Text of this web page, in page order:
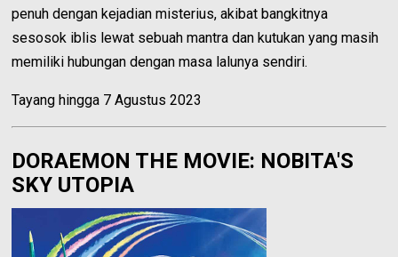
penuh dengan kejadian misterius, akibat bangkitnya
sesosok iblis lewat sebuah mantra dan kutukan yang masih
memiliki hubungan dengan masa lalunya sendiri.
Tayang hingga 7 Agustus 2023
DORAEMON THE MOVIE: NOBITA'S
SKY UTOPIA